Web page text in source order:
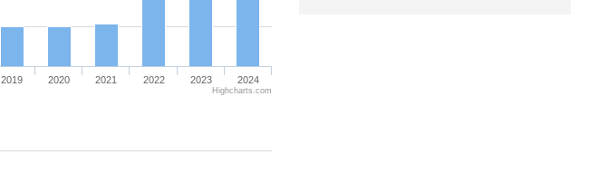
2019 2020 2021 2022 2023 2024
Highcharts.com